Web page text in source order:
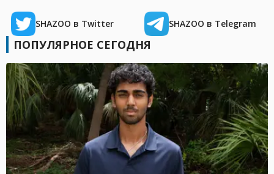
SHAZOO в Twitter SHAZOO в Telegram
ПОПУЛЯРНОЕ СЕГОДНЯ